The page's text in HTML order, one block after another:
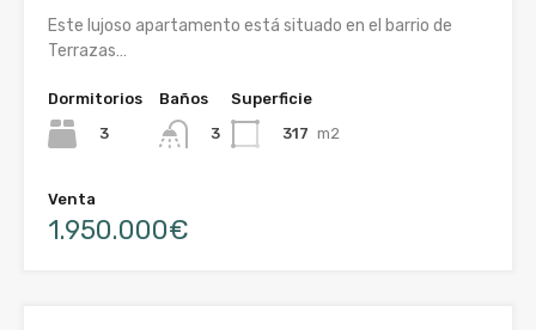
Este lujoso apartamento está situado en el barrio de
Terrazas…
Dormitorios
3
Baños
3
Superficie
317 m2
Venta
1.950.000€